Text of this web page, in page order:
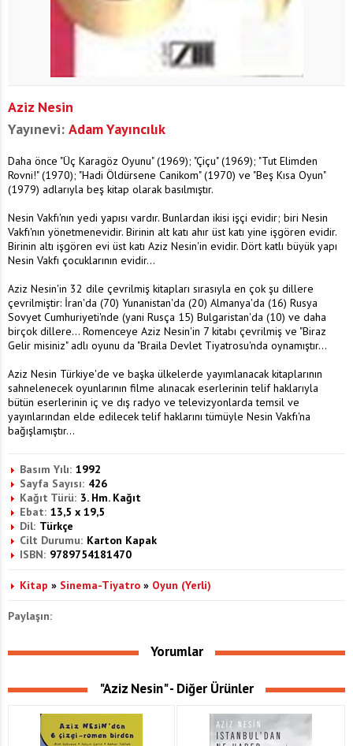
Aziz Nesin
Yayınevi: Adam Yayıncılık
Daha önce "Üç Karagöz Oyunu" (1969); "Çiçu" (1969); "Tut Elimden
Rovni!" (1970); "Hadi Öldürsene Canikom" (1970) ve "Beş Kısa Oyun"
(1979) adlarıyla beş kitap olarak basılmıştır.
Nesin Vakfı'nın yedi yapısı vardır. Bunlardan ikisi işçi evidir; biri Nesin
Vakfı'nın yönetmenevidir. Birinin alt katı ahır üst katı yine işgören evidir.
Birinin altı işgören evi üst katı Aziz Nesin'in evidir. Dört katlı büyük yapı
Nesin Vakfı çocuklarının evidir...
Aziz Nesin'in 32 dile çevrilmiş kitapları sırasıyla en çok şu dillere
çevrilmiştir: İran'da (70) Yunanistan'da (20) Almanya'da (16) Rusya
Sovyet Cumhuriyeti'nde (yani Rusça 15) Bulgaristan'da (10) ve daha
birçok dillere... Romenceye Aziz Nesin'in 7 kitabı çevrilmiş ve "Biraz
Gelir misiniz" adlı oyunu da "Braila Devlet Tiyatrosu'nda oynamıştır...
Aziz Nesin Türkiye'de ve başka ülkelerde yayımlanacak kitaplarının
sahnelenecek oyunlarının filme alınacak eserlerinin telif haklarıyla
bütün eserlerinin iç ve dış radyo ve televizyonlarda temsil ve
yayınlarından elde edilecek telif haklarını tümüyle Nesin Vakfı'na
bağışlamıştır...
Basım Yılı: 1992
Sayfa Sayısı: 426
Kağıt Türü: 3. Hm. Kağıt
Ebat: 13,5 x 19,5
Dil: Türkçe
Cilt Durumu: Karton Kapak
ISBN: 9789754181470
Kitap » Sinema-Tiyatro » Oyun (Yerli)
Paylaşın:
Yorumlar
"Aziz Nesin" - Diğer Ürünler